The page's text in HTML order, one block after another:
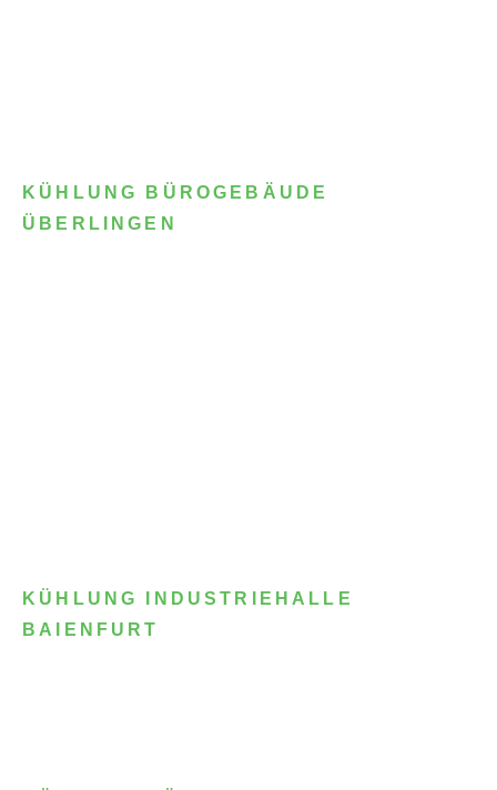
KÜHLUNG BÜROGEBÄUDE
ÜBERLINGEN
KÜHLUNG INDUSTRIEHALLE
BAIENFURT